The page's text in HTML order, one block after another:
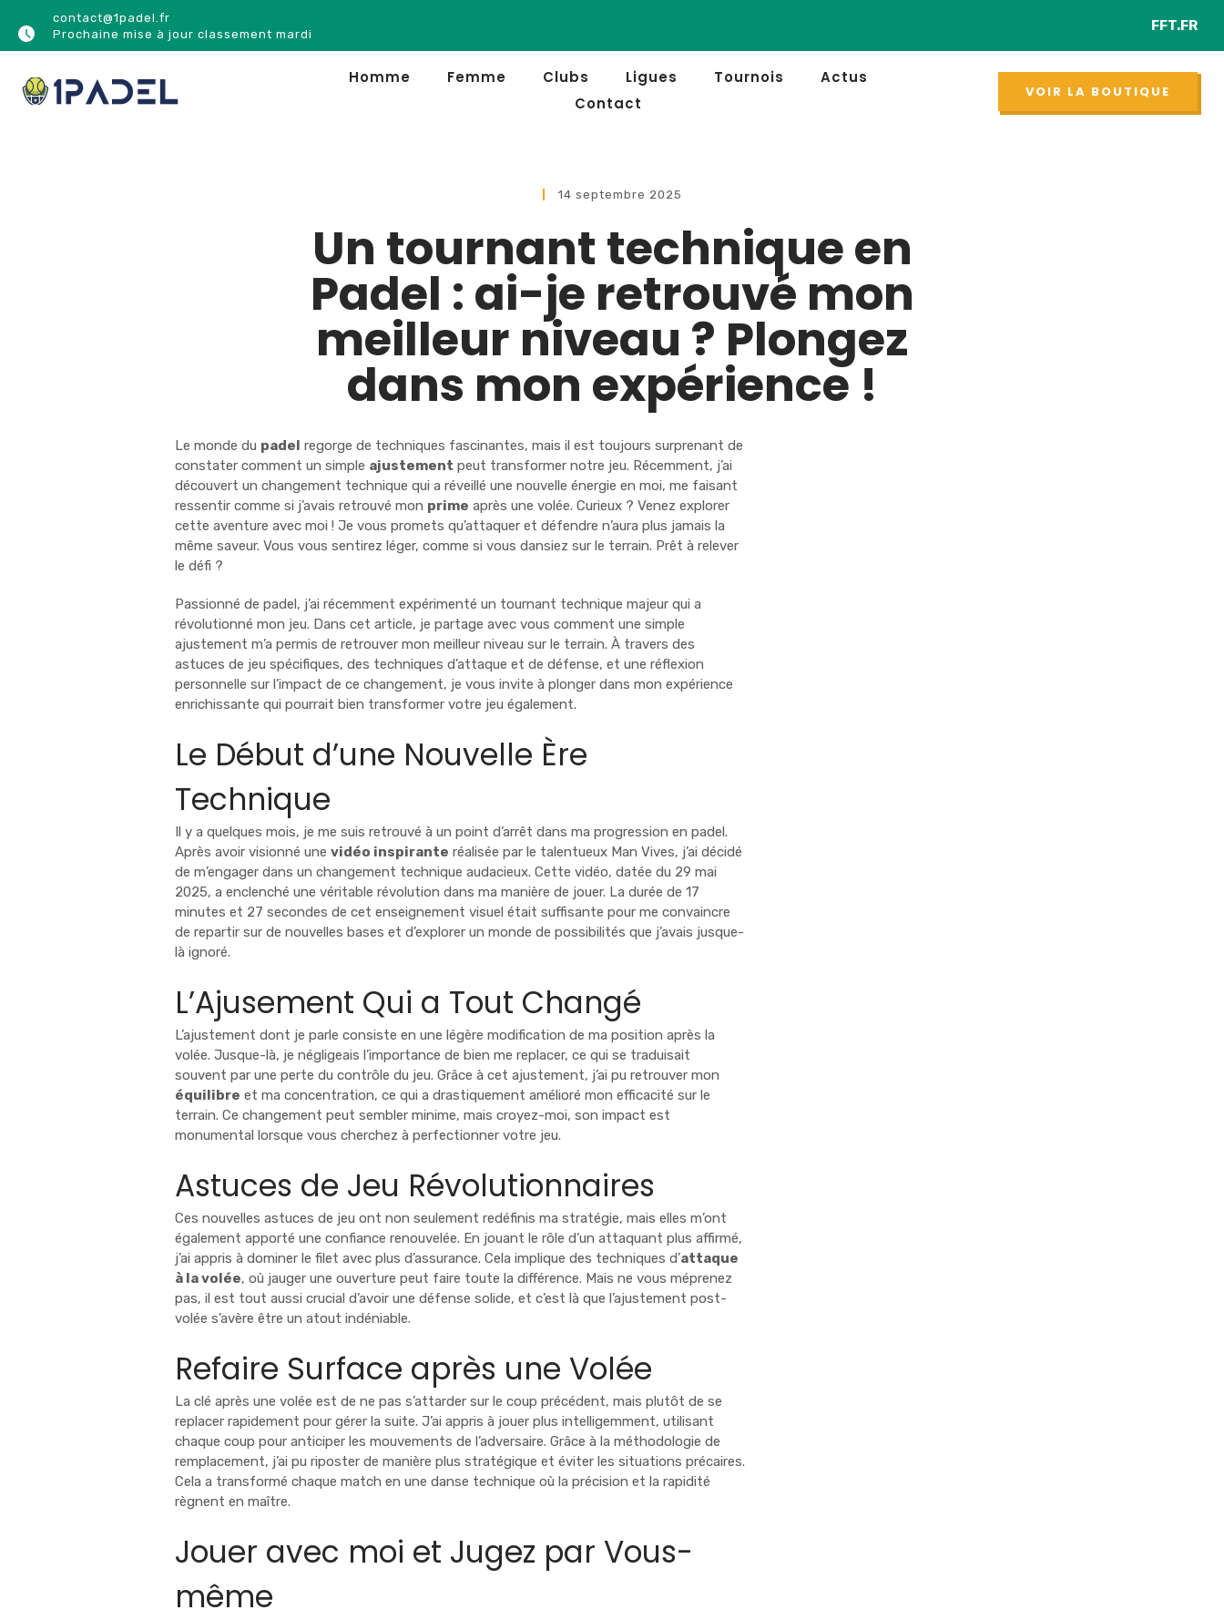
contact@1padel.fr
Prochaine mise à jour classement mardi
NOUVEAU
FFT.FR
Homme Femme Clubs Ligues Tournois
Actus
Contact
VOIR LA BOUTIQUE
14 septembre 2025
Un tournant technique en
Padel : ai-je retrouvé mon
meilleur niveau ? Plongez
dans mon expérience !
Le monde du padel regorge de techniques fascinantes, mais il est toujours surprenant de
constater comment un simple ajustement peut transformer notre jeu. Récemment, j’ai
découvert un changement technique qui a réveillé une nouvelle énergie en moi, me faisant
ressentir comme si j’avais retrouvé mon prime après une volée. Curieux ? Venez explorer
cette aventure avec moi ! Je vous promets qu’attaquer et défendre n’aura plus jamais la
même saveur. Vous vous sentirez léger, comme si vous dansiez sur le terrain. Prêt à relever
le défi ?
Passionné de padel, j’ai récemment expérimenté un tournant technique majeur qui a
révolutionné mon jeu. Dans cet article, je partage avec vous comment une simple
ajustement m’a permis de retrouver mon meilleur niveau sur le terrain. À travers des
astuces de jeu spécifiques, des techniques d’attaque et de défense, et une réflexion
personnelle sur l’impact de ce changement, je vous invite à plonger dans mon expérience
enrichissante qui pourrait bien transformer votre jeu également.
Le Début d’une Nouvelle Ère
Technique
Il y a quelques mois, je me suis retrouvé à un point d’arrêt dans ma progression en padel.
Après avoir visionné une vidéo inspirante réalisée par le talentueux Man Vives, j’ai décidé
de m’engager dans un changement technique audacieux. Cette vidéo, datée du 29 mai
2025, a enclenché une véritable révolution dans ma manière de jouer. La durée de 17
minutes et 27 secondes de cet enseignement visuel était suffisante pour me convaincre
de repartir sur de nouvelles bases et d’explorer un monde de possibilités que j’avais jusque-
là ignoré.
L’Ajusement Qui a Tout Changé
L’ajustement dont je parle consiste en une légère modification de ma position après la
volée. Jusque-là, je négligeais l’importance de bien me replacer, ce qui se traduisait
souvent par une perte du contrôle du jeu. Grâce à cet ajustement, j’ai pu retrouver mon
équilibre et ma concentration, ce qui a drastiquement amélioré mon efficacité sur le
terrain. Ce changement peut sembler minime, mais croyez-moi, son impact est
monumental lorsque vous cherchez à perfectionner votre jeu.
Astuces de Jeu Révolutionnaires
Ces nouvelles astuces de jeu ont non seulement redéfinis ma stratégie, mais elles m’ont
également apporté une confiance renouvelée. En jouant le rôle d’un attaquant plus affirmé,
j’ai appris à dominer le filet avec plus d’assurance. Cela implique des techniques d’attaque
à la volée, où jauger une ouverture peut faire toute la différence. Mais ne vous méprenez
pas, il est tout aussi crucial d’avoir une défense solide, et c’est là que l’ajustement post-
volée s’avère être un atout indéniable.
Refaire Surface après une Volée
La clé après une volée est de ne pas s’attarder sur le coup précédent, mais plutôt de se
replacer rapidement pour gérer la suite. J’ai appris à jouer plus intelligemment, utilisant
chaque coup pour anticiper les mouvements de l’adversaire. Grâce à la méthodologie de
remplacement, j’ai pu riposter de manière plus stratégique et éviter les situations précaires.
Cela a transformé chaque match en une danse technique où la précision et la rapidité
règnent en maître.
Jouer avec moi et Jugez par Vous-
même